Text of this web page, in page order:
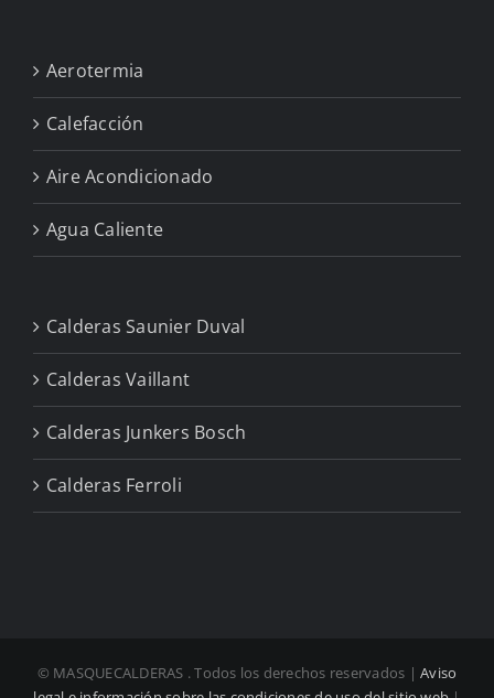
Aerotermia
Calefacción
Aire Acondicionado
Agua Caliente
Calderas Saunier Duval
Calderas Vaillant
Calderas Junkers Bosch
Calderas Ferroli
© MASQUECALDERAS . Todos los derechos reservados |Aviso